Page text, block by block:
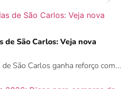
de São Carlos: Veja nova
São Carlos ganha reforço com...